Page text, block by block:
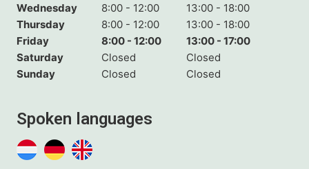
Wednesday
8:00 - 12:00
13:00 - 18:00
Thursday
8:00 - 12:00
13:00 - 18:00
Friday
8:00 - 12:00
13:00 - 17:00
Saturday
Closed
Closed
Sunday
Closed Closed
Spoken languages